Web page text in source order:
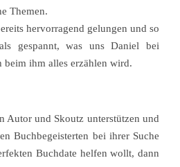
Themen.
hervorragend gelungen und so
gespannt, was uns Daniel bei
beim ihm alles erzählen wird.
Autor und Skoutz unterstützen und
Buchbegeisterten bei ihrer Suche
Buchdate helfen wollt, dann